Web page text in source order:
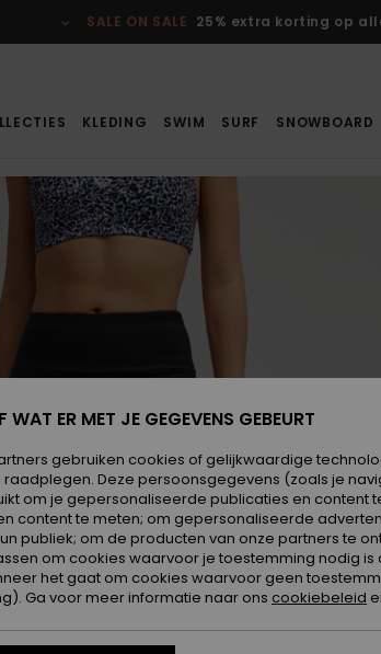
SALE ON SALE 25% extra korting op
KLEDING SWIM SURF SNOWBOARD
WAT ER MET JE GEGEVENS GEBEURT
gebruiken cookies of gelijkwaardige
Deze persoonsgegevens (zoals je
om je gepersonaliseerde publicaties en content
content te meten; om gepersonaliseerde
publiek; om de producten van onze partners te
om cookies waarvoor je toestemming nodig
het gaat om cookies waarvoor geen
Ga voor meer informatie naar ons cookiebeleid